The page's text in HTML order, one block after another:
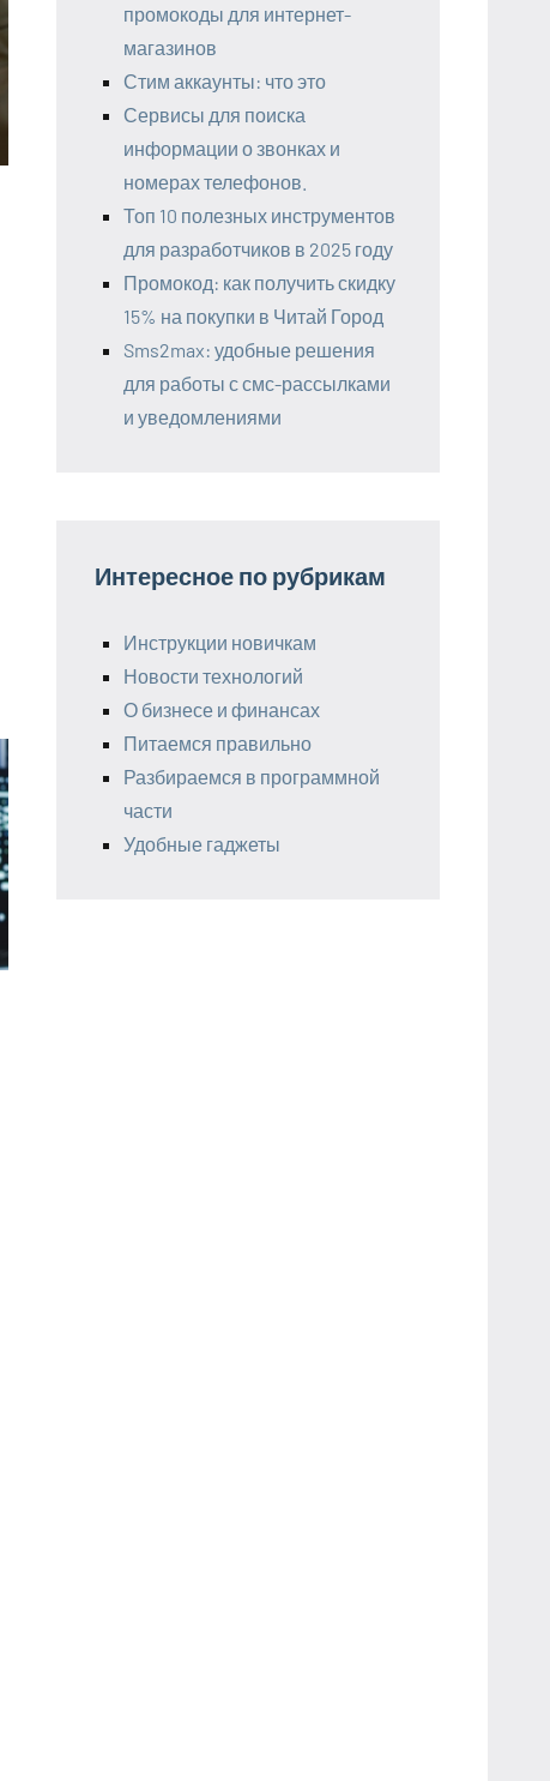
промокоды для интернет-
магазинов
Стим аккаунты: что это
Сервисы для поиска
информации о звонках и
номерах телефонов.
Топ 10 полезных инструментов
для разработчиков в 2025 году
Промокод: как получить скидку
15% на покупки в Читай Город
Sms2max: удобные решения
для работы с смс-рассылками
и уведомлениями
Интересное по рубрикам
Инструкции новичкам
Новости технологий
О бизнесе и финансах
Питаемся правильно
Разбираемся в программной
части
Удобные гаджеты